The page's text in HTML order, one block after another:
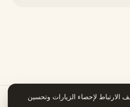
الارتباط لإحصاء الزيارات وتحسين